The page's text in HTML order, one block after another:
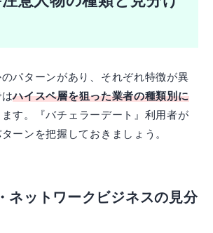
パターンがあり、それぞれ特徴が異
ハイスペ層を狙った業者の種類別に
す。『バチェラーデート』利用者が
ーンを把握しておきましょう。
ネットワークビジネスの見分